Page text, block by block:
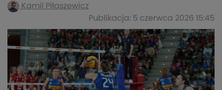
Kamil Piłaszewicz
Publikacja: 5 czerwca 2026 15:45